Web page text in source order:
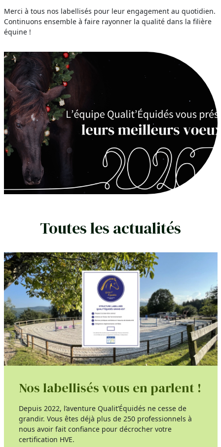
Merci à tous nos labellisés pour leur engagement au quotidien.
Continuons ensemble à faire rayonner la qualité dans la filière
équine !
Toutes les actualités
Nos labellisés vous en parlent !
Depuis 2022, l’aventure Qualit’Équidés ne cesse de
grandir. Vous êtes déjà plus de 250 professionnels à
nous avoir fait confiance pour décrocher votre
certification HVE.